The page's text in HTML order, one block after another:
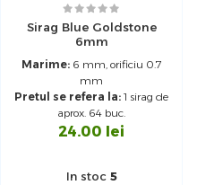
Sirag Blue Goldstone
6mm
Marime:6 mm, orificiu 0.7
mm
Pretul se refera la: 1 sirag de
aprox. 64 buc.
24.00 lei
In stoc 5